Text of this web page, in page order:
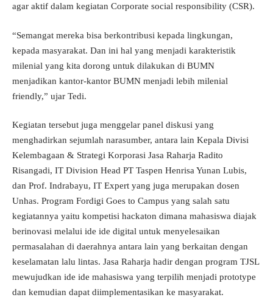
agar aktif dalam kegiatan Corporate social responsibility (CSR).
“Semangat mereka bisa berkontribusi kepada lingkungan,
kepada masyarakat. Dan ini hal yang menjadi karakteristik
milenial yang kita dorong untuk dilakukan di BUMN
menjadikan kantor-kantor BUMN menjadi lebih milenial
friendly,” ujar Tedi.
Kegiatan tersebut juga menggelar panel diskusi yang
menghadirkan sejumlah narasumber, antara lain Kepala Divisi
Kelembagaan & Strategi Korporasi Jasa Raharja Radito
Risangadi, IT Division Head PT Taspen Henrisa Yunan Lubis,
dan Prof. Indrabayu, IT Expert yang juga merupakan dosen
Unhas. Program Fordigi Goes to Campus yang salah satu
kegiatannya yaitu kompetisi hackaton dimana mahasiswa diajak
berinovasi melalui ide ide digital untuk menyelesaikan
permasalahan di daerahnya antara lain yang berkaitan dengan
keselamatan lalu lintas. Jasa Raharja hadir dengan program TJSL
mewujudkan ide ide mahasiswa yang terpilih menjadi prototype
dan kemudian dapat diimplementasikan ke masyarakat.